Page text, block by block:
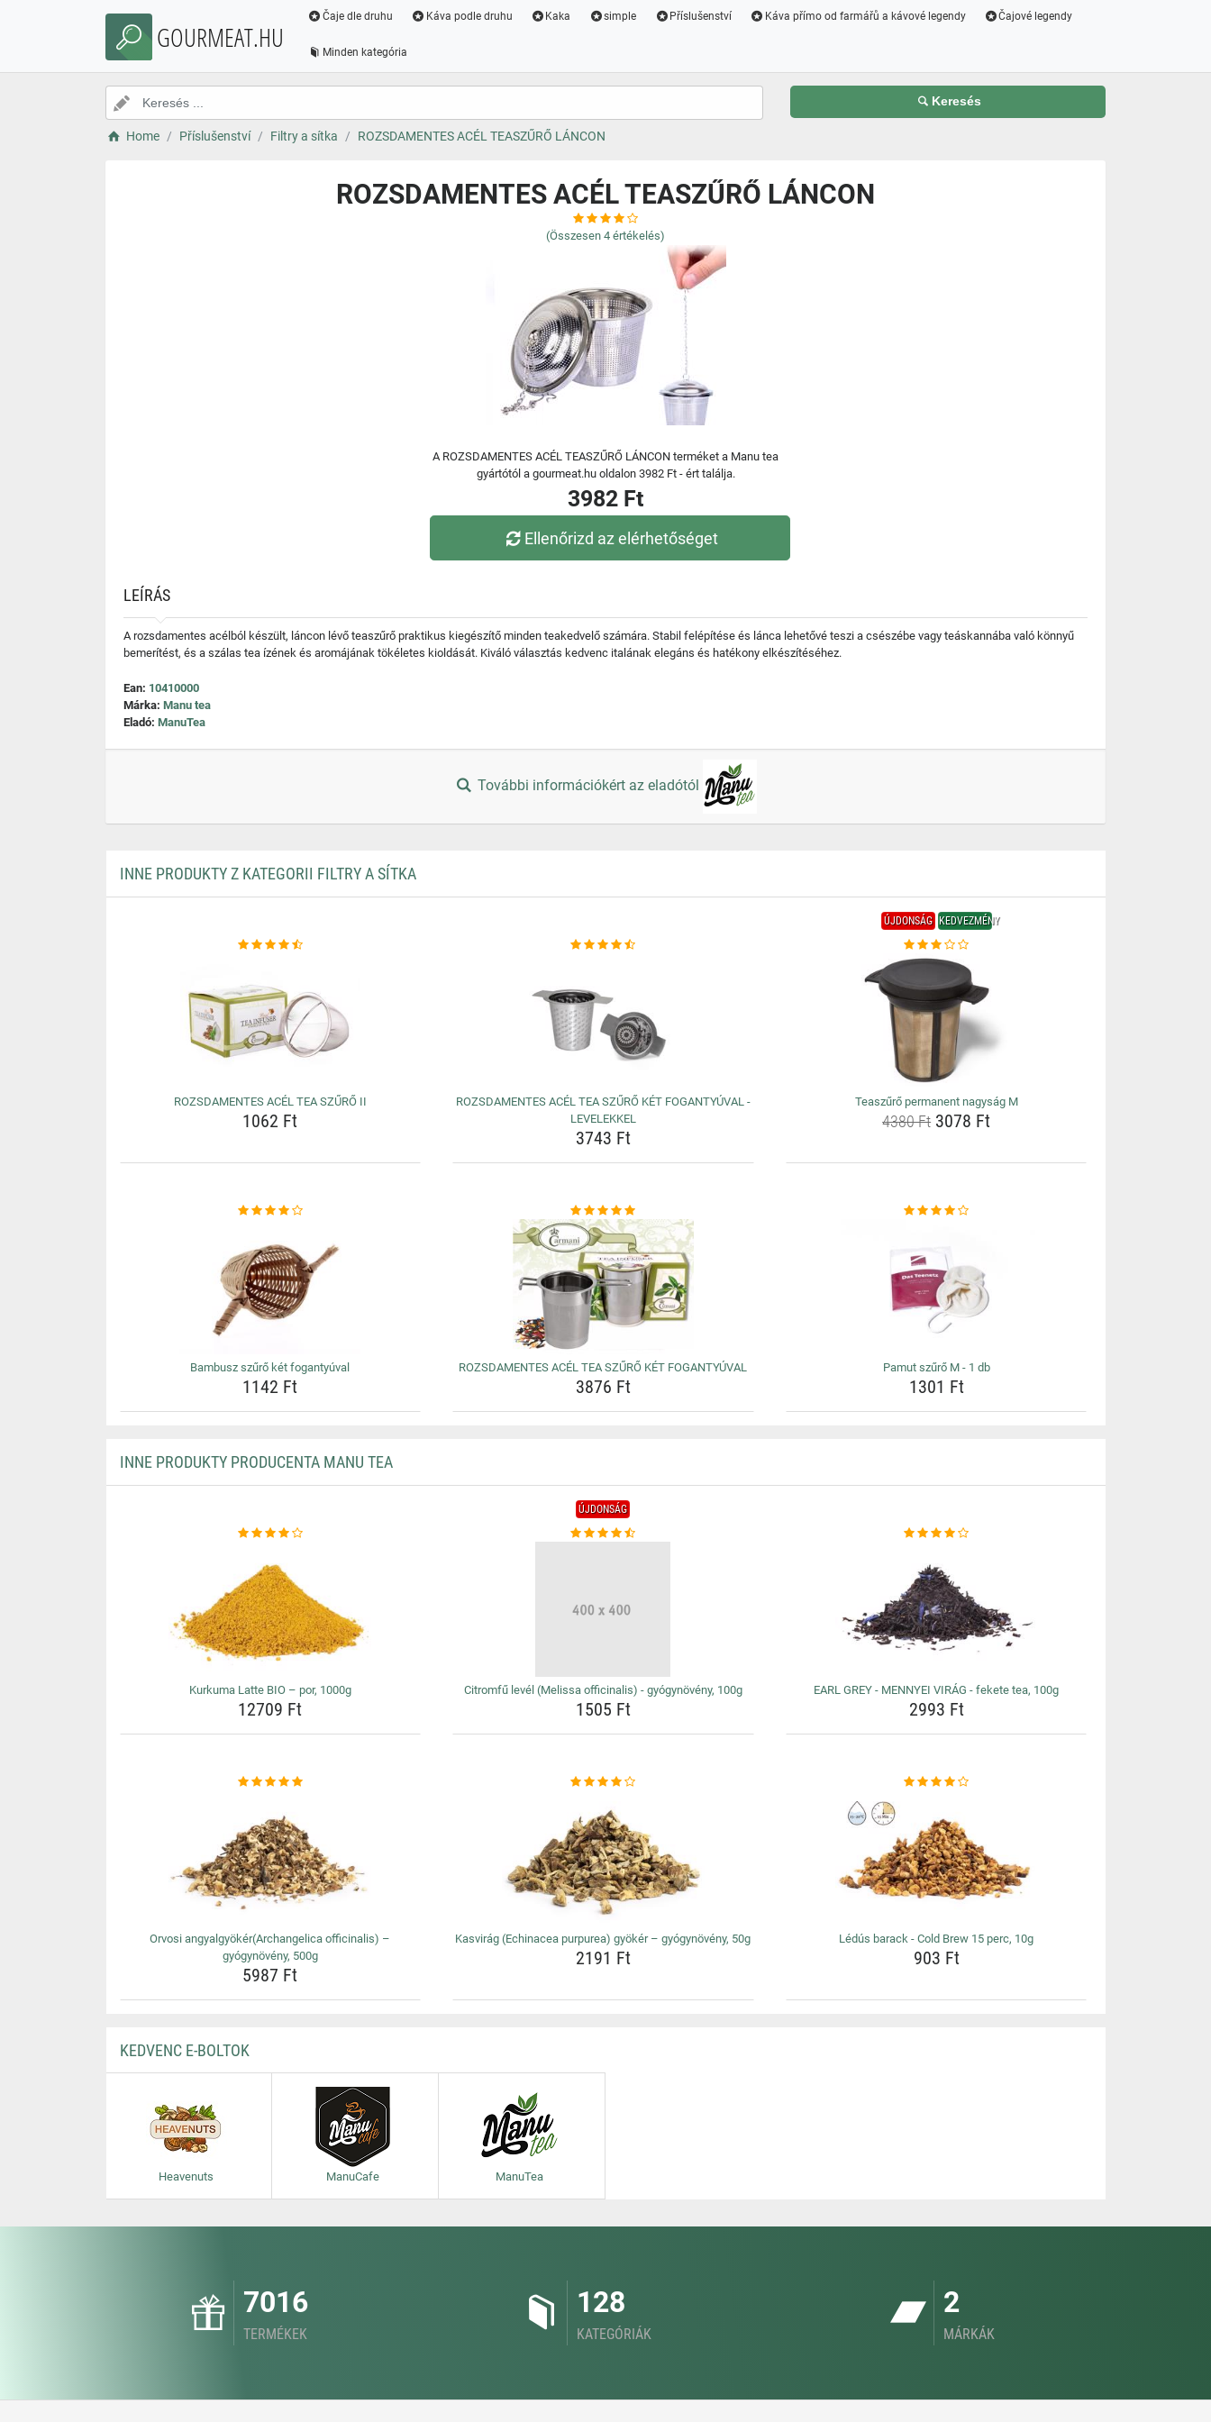
GOURMEAT.HU
Čaje dle druhu Káva podle druhu Kaka simple Příslušenství Káva přímo od farmářů a kávové legendy Čajové legendy
Minden kategória
Keresés
Home Příslušenství Filtry a sítka ROZSDAMENTES ACÉL TEASZŰRŐ LÁNCON
ROZSDAMENTES ACÉL TEASZŰRŐ LÁNCON
(Összesen 4 értékelés)
A ROZSDAMENTES ACÉL TEASZŰRŐ LÁNCON terméket a Manu tea
gyártótól a gourmeat.hu oldalon 3982 Ft - ért találja.
3982 Ft
Ellenőrizd az elérhetőséget
LEÍRÁS
A rozsdamentes acélból készült, láncon lévő teaszűrő praktikus kiegészítő minden teakedvelő számára. Stabil felépítése és lánca lehetővé teszi a csészébe vagy teáskannába való könnyű
bemerítést, és a szálas tea ízének és aromájának tökéletes kioldását. Kiváló választás kedvenc italának elegáns és hatékony elkészítéséhez.
Ean: 10410000
Márka: Manu tea
Eladó: ManuTea
További információkért az eladótól
INNE PRODUKTY Z KATEGORII FILTRY A SÍTKA
ROZSDAMENTES ACÉL TEA SZŰRŐ II
1062 Ft
ROZSDAMENTES ACÉL TEA SZŰRŐ KÉT FOGANTYÚVAL -
LEVELEKKEL
3743 Ft
ÚJDONSÁG KEDVEZMÉNY
Teaszűrő permanent nagyság M
4380 Ft 3078 Ft
Bambusz szűrő két fogantyúval
1142 Ft
ROZSDAMENTES ACÉL TEA SZŰRŐ KÉT FOGANTYÚVAL
3876 Ft
Pamut szűrő M - 1 db
1301 Ft
INNE PRODUKTY PRODUCENTA MANU TEA
Kurkuma Latte BIO – por, 1000g
12709 Ft
ÚJDONSÁG
Citromfű levél (Melissa officinalis) - gyógynövény, 100g
1505 Ft
EARL GREY - MENNYEI VIRÁG - fekete tea, 100g
2993 Ft
Orvosi angyalgyökér(Archangelica officinalis) –
gyógynövény, 500g
5987 Ft
Kasvirág (Echinacea purpurea) gyökér – gyógynövény, 50g
2191 Ft
Lédús barack - Cold Brew 15 perc, 10g
903 Ft
KEDVENC E-BOLTOK
Heavenuts ManuCafe ManuTea
7016
TERMÉKEK
128
KATEGÓRIÁK
2
MÁRKÁK